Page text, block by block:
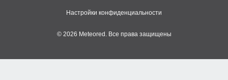
Настройки конфиденциальности
© 2026 Meteored. Все права защищены